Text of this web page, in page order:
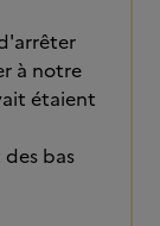
à notre
étaient
bas